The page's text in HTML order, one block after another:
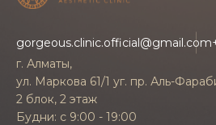
при записи.
Реабилитация
Восстановление после
gorgeous.clinic.official@gmail.com
г. Алматы,
ул. Маркова 61/1 уг. пр. Аль-
2 блок, 2 этаж
Будни: с 9:00 - 19:00